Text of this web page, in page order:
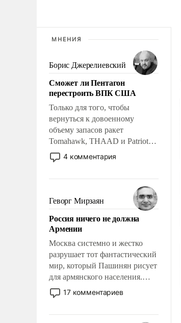
МНЕНИЯ
Борис Джерелиевский
Сможет ли Пентагон
перестроить ВПК США
Только для того, чтобы
вернуться к довоенному
объему запасов ракет
Tomahawk, THAAD и Patriot
США потребуется более трех
лет. Даже небольшая война с
Сложившаяся ситуация
означает многолетний период
уязвимости США, например,
перед Китаем.
4 комментария
Геворг Мирзаян
Россия ничего не должна
Армении
Москва системно и жестко
разрушает тот фантастический
мир, который Пашинян рисует
для армянского населения.
Мир, где политические
прожекты будут безусловно
17 комментариев